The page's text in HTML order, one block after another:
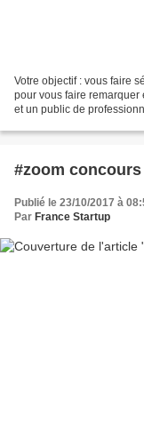
Votre objectif : vous faire
pour vous faire remarquer
et un public de
#zoom
Publié le 23/10/2017 à
Par France Startup